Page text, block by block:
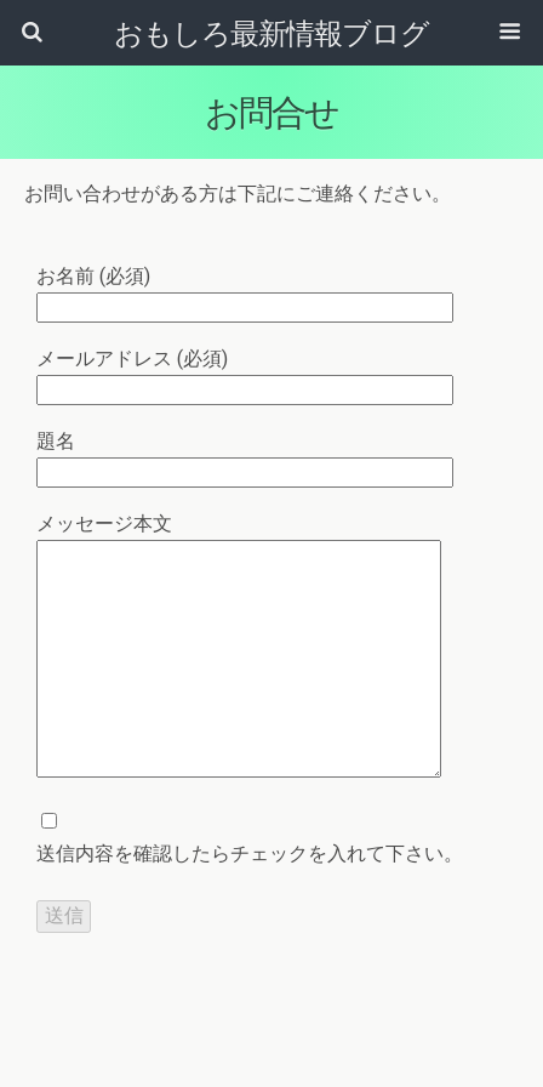
おもしろ最新情報ブログ
お問合せ
お問い合わせがある方は下記にご連絡ください。
お名前 (必須)
メールアドレス (必須)
題名
メッセージ本文
送信内容を確認したらチェックを入れて下さい。